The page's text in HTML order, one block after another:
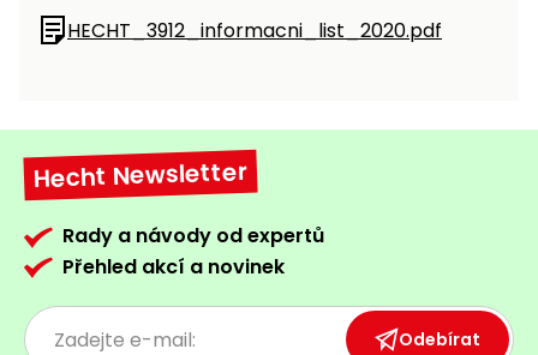
HECHT_3912_informacni_list_2020.pdf
Hecht Newsletter
Rady a návody od expertů
Přehled akcí a novinek
Odebírat